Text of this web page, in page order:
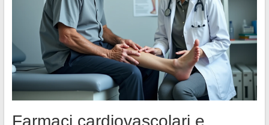
Farmaci cardiovascolari e